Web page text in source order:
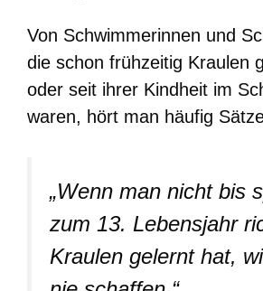
Von Schwimmerinnen und
die schon frühzeitig Kraulen
oder seit ihrer Kindheit im
waren, hört man häufig
„Wenn man nicht bis
zum 13. Lebensjahr
Kraulen gelernt hat,